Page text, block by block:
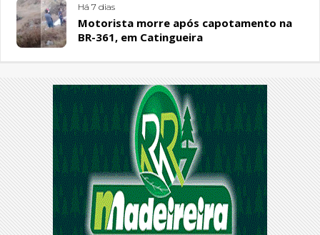
Há 7 dias
Motorista morre após capotamento na
BR-361, em Catingueira